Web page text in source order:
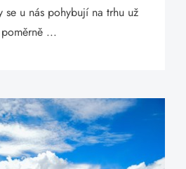
se u nás pohybují na trhu už
poměrně ...